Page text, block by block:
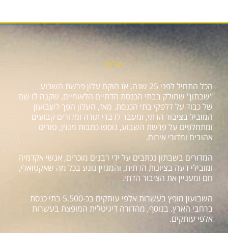
אודות
הכל התחיל לפני 25 שנה, אז הוקם עלון פרשת השבוע
"שבתון" שחולק בבתי הכנסת הדתיים הלאומיים, שקנה לו שם
של כבוד על דלפקי בתי הכנסת. מאז, העלון הפך לשבועון
המוביל בציבור הדתי, ומעבר לדברי תורה ומדורים קבועים
ומתחלפים על פרשת השבוע, נוספו כתבות מגזין, טורים
אהובים ומדורי אירוח.
המדורים בשבתון נכתבים על ידי רבנים מוכרים, אנשי אקדמיה
ומובילי דעה בציונות הדתית, והמגזין נוגע בכל מה שאקטואלי,
חם ומעניין את הציבור הדתי.
השבועון מופץ בעשרות אלפי עותקים בכ-5,500 בתי כנסת
ברחבי הארץ. בנוסף, מהדורה דיגיטלית המופצת בעשרות
אלפי עותקים.